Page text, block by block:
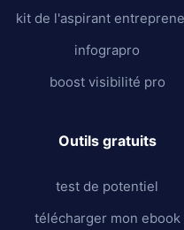
kit de l'aspirant
infograpro
boost visibilité pro
outils gratuits
test de potentiel
télécharger mon ebook